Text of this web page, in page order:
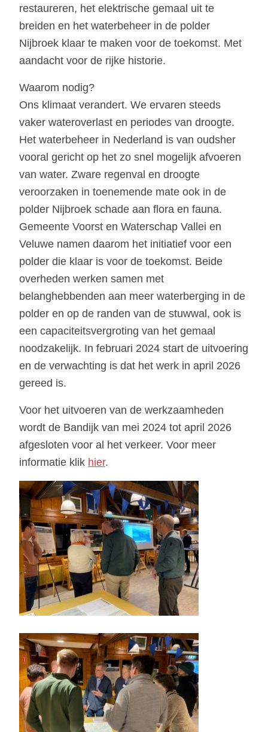
restaureren, het elektrische gemaal uit te
breiden en het waterbeheer in de polder
Nijbroek klaar te maken voor de toekomst. Met
aandacht voor de rijke historie.
Waarom nodig?
Ons klimaat verandert. We ervaren steeds
vaker wateroverlast en periodes van droogte.
Het waterbeheer in Nederland is van oudsher
vooral gericht op het zo snel mogelijk afvoeren
van water. Zware regenval en droogte
veroorzaken in toenemende mate ook in de
polder Nijbroek schade aan flora en fauna.
Gemeente Voorst en Waterschap Vallei en
Veluwe namen daarom het initiatief voor een
polder die klaar is voor de toekomst. Beide
overheden werken samen met
belanghebbenden aan meer waterberging in de
polder en op de randen van de stuwwal, ook is
een capaciteitsvergroting van het gemaal
noodzakelijk. In februari 2024 start de uitvoering
en de verwachting is dat het werk in april 2026
gereed is.
Voor het uitvoeren van de werkzaamheden
wordt de Bandijk van mei 2024 tot april 2026
afgesloten voor al het verkeer. Voor meer
informatie klik hier.